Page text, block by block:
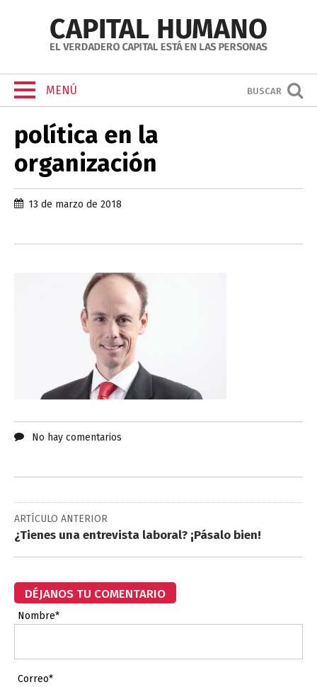
MENÚ BUSCAR
política en la
organización
13 de marzo de 2018
No hay comentarios
ARTÍCULO ANTERIOR
¿Tienes una entrevista laboral? ¡Pásalo bien!
DÉJANOS TU COMENTARIO
Nombre*
Correo*